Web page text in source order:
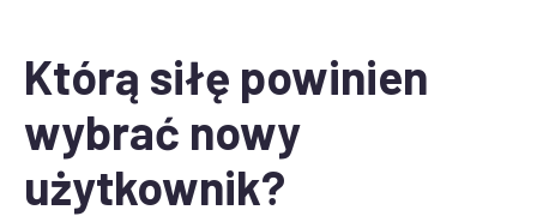
Którą siłę powinien
wybrać nowy
użytkownik?